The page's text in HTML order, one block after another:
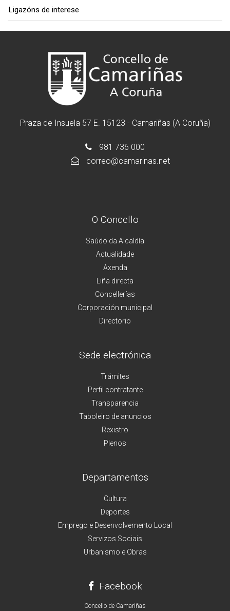
Ligazóns de interese
Praza de Insuela 57 E. 15123 - Camariñas (A Coruña)
981 736 000
correo@camarinas.net
O Concello
Saúdo da Alcaldía
Actualidade
Axenda
Liña directa
Concellerías
Corporación municipal
Directorio
Sede electrónica
Trámites
Perfil contratante
Transparencia
Taboleiro de anuncios
Rexistro
Plenos
Departamentos
Cultura
Deportes
Emprego e Desenvolvemento Local
Servizos Sociais
Urbanismo e Obras
Facebook
Concello de Camariñas